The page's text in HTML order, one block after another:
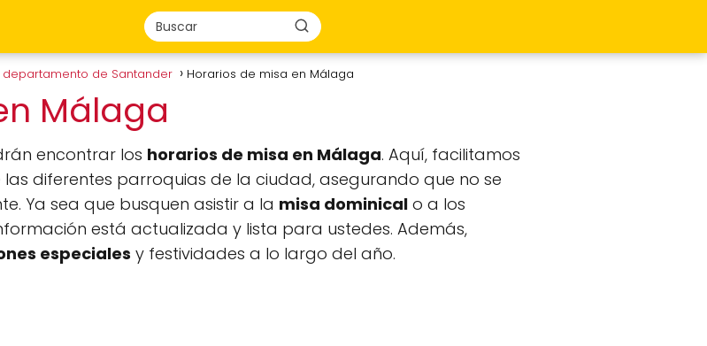
de Santander Horarios de misa en Málaga
Málaga
encontrar los horarios de misa en Málaga. Aquí, facilitamos
diferentes parroquias de la ciudad, asegurando que no se
Ya sea que busquen asistir a la misa dominical o a los
está actualizada y lista para ustedes. Además,
especiales y festividades a lo largo del año.